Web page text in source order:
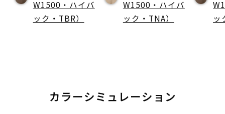
W1500・ハイバ
ック・TBR）
W1500・ハイバ
ック・TNA）
ッ
カラーシミュレーション